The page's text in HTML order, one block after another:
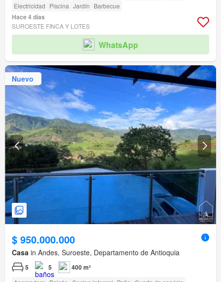
Electricidad Piscina Jardín Barbecue
Hace 4 días
SUROESTE FINCA Y LOTES
WhatsApp
Nuevo
$ 950.000.000
Casa in Andes, Suroeste, Departamento de Antioquia
5 5 400 m²